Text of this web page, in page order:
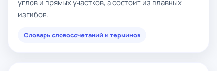
углов и прямых участков, а состоит из плавных
изгибов.
Словарь словосочетаний и терминов